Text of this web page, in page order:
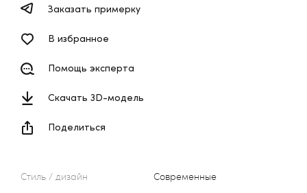
Стиль / дизайн
Современные
Заказать примерку
В избранное
Помощь эксперта
Скачать 3D-модель
Поделиться